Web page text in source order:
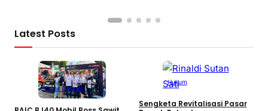
Latest Posts
Kabar Daerah
Hukum
Sengketa Revitalisasi Pasar